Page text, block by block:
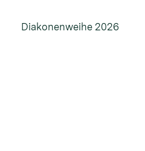
Diakonenweihe 2026